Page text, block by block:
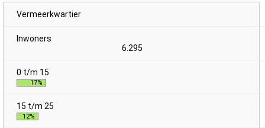
Vermeerkwartier
6.295
17%
12%